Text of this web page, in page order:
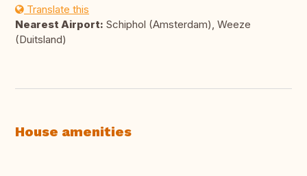
Translate this
Nearest Airport: Schiphol (Amsterdam), Weeze
(Duitsland)
House amenities